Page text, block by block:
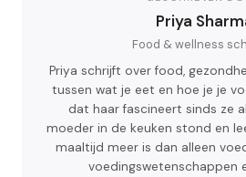
Priya
Food & wellness
Priya schrijft over food,
tussen wat je eet en hoe je je
dat haar fascineert sinds ze
moeder in de keuken stond en
maaltijd meer is dan alleen
voedingswetenschappen